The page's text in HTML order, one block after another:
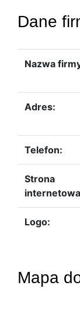
Dane
Nazwa
Adres:
Telefon:
Strona
Logo:
Mapa